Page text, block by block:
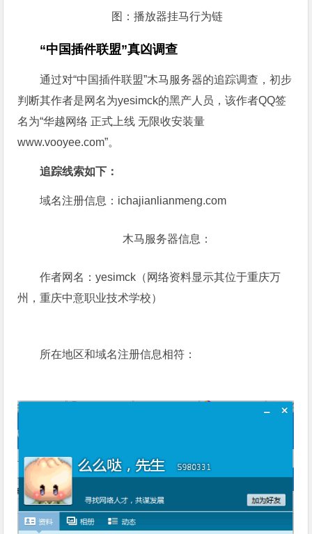
9（有二次推广）等。
图：中招电脑惨不忍睹
远控木马则通过一系列手法隐藏自身，同时操作注
册表写入服务，使远控木马开机自启动。
“中国插件联盟”真凶调查
通过对“中国插件联盟”木马服务器的追踪调查，初步
名为“华越网络 正式上线 无限收安装量
追踪线索如下：
木马服务器信息：
所在地区和域名注册信息相符：